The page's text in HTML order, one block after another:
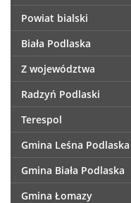
Powiat bialski
Biała Podlaska
Z województwa
Radzyń Podlaski
Terespol
Gmina Leśna Podlaska
Gmina Biała Podlaska
Gmina Łomazy